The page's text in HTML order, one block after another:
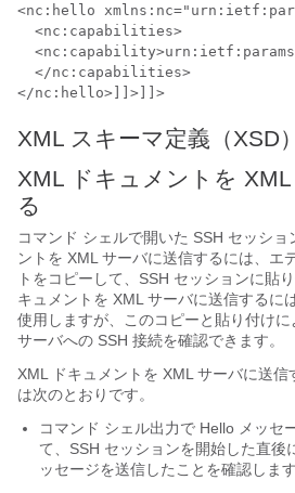
<nc:hello
  <nc:capabilities>
  </nc:capabilities>
</nc:hello>]]>]]>
XML スキーマ定義（XSD
XML ドキュメントを
る
コマンド シェルで開いた SSH セッショ
ントを XML サーバに送信するには、エ
トをコピーして、SSH セッションに貼
キュメントを XML サーバに送信するに
使用しますが、このコピーと貼り付けに
サーバへの SSH 接続を確認できます。
XML ドキュメントを XML サーバに送
は次のとおりです。
コマンド シェル出力で Hello メッセ
て、SSH セッションを開始した直後
ッセージを送信したことを確認します